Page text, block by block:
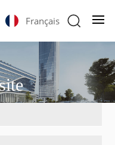
Français